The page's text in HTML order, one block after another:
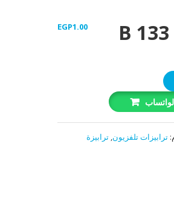
EGP1.00
ترابيزات تلفزيون,ترابيزة